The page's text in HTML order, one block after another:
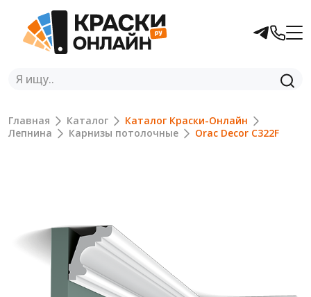
Главная Каталог
Каталог Краски-Онлайн
Лепнина
Карнизы потолочные Orac Decor C322F